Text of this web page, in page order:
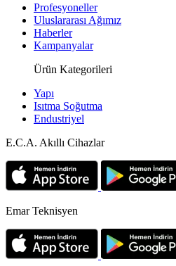
Profesyoneller
Uluslararası Ağımız
Haberler
Kampanyalar
Ürün Kategorileri
Yapı
Isıtma Soğutma
Endustriyel
E.C.A. Akıllı Cihazlar
Emar Teknisyen